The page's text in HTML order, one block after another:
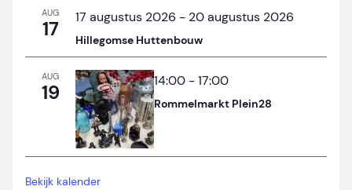
AUG
17 17 augustus 2026 - 20 augustus 2026
Hillegomse Huttenbouw
AUG
19 14:00 -17:00
Rommelmarkt Plein28
Bekijk kalender